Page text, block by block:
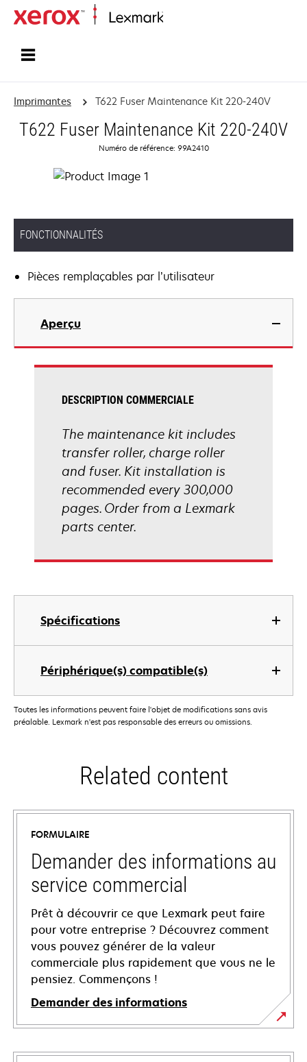
Imprimantes T622 Fuser Maintenance Kit 220-240V
T622 Fuser Maintenance Kit 220-240V
Numéro de référence: 99A2410
FONCTIONNALITÉS
Pièces remplaçables par l’utilisateur
Aperçu
Spécifications
Périphérique(s) compatible(s)
DESCRIPTION COMMERCIALE
The maintenance kit includes
transfer roller, charge roller
and fuser. Kit installation is
recommended every 300,000
pages. Order from a Lexmark
parts center.
Toutes les informations peuvent faire l'objet de modifications sans avis
préalable. Lexmark n'est pas responsable des erreurs ou omissions.
Related content
FORMULAIRE
Demander des informations au
service commercial
Prêt à découvrir ce que Lexmark peut faire
pour votre entreprise ? Découvrez comment
vous pouvez générer de la valeur
commerciale plus rapidement que vous ne le
pensiez. Commençons !
Demander des informations